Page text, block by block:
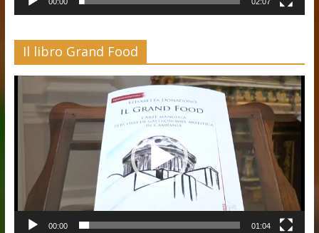
Il libro Grand Food
00:00 01:04